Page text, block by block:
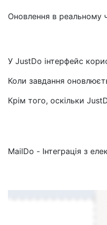
Оновлення в реальному
У JustDo інтерфейс
Коли завдання
Крім того, оскільки
MailDo - Інтеграція з